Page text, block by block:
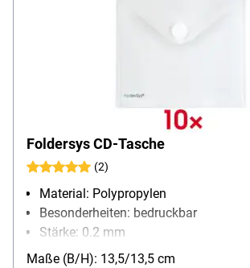
Foldersys CD-Tasche
(2)
Material: Polypropylen
Besonderheiten: bedruckbar
Stärke: 0.2 mm
Packungsmenge: 10 Stück
Maße (B/H): 13,5/13,5 cm